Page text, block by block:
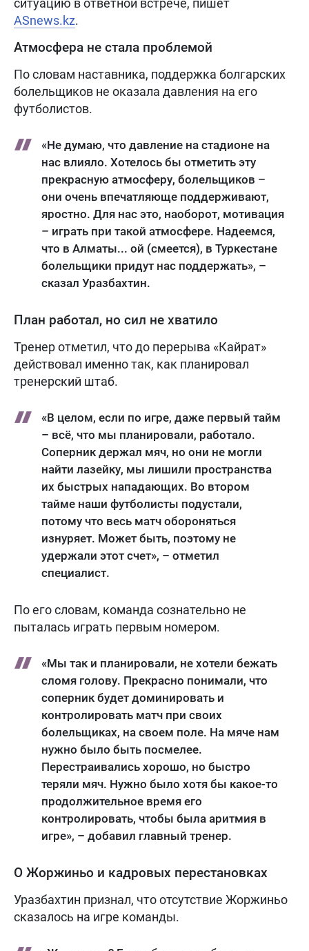
ситуацию в ответной встрече, пишет
ASnews.kz.
Атмосфера не стала проблемой
По словам наставника, поддержка болгарских
болельщиков не оказала давления на его
футболистов.
«Не думаю, что давление на стадионе на
нас влияло. Хотелось бы отметить эту
прекрасную атмосферу, болельщиков –
они очень впечатляюще поддерживают,
яростно. Для нас это, наоборот, мотивация
– играть при такой атмосфере. Надеемся,
что в Алматы... ой (смеется), в Туркестане
болельщики придут нас поддержать», –
сказал Уразбахтин.
План работал, но сил не хватило
Тренер отметил, что до перерыва «Кайрат»
действовал именно так, как планировал
тренерский штаб.
«В целом, если по игре, даже первый тайм
– всё, что мы планировали, работало.
Соперник держал мяч, но они не могли
найти лазейку, мы лишили пространства
их быстрых нападающих. Во втором
тайме наши футболисты подустали,
потому что весь матч обороняться
изнуряет. Может быть, поэтому не
удержали этот счет», – отметил
специалист.
По его словам, команда сознательно не
пыталась играть первым номером.
«Мы так и планировали, не хотели бежать
сломя голову. Прекрасно понимали, что
соперник будет доминировать и
контролировать матч при своих
болельщиках, на своем поле. На мяче нам
нужно было быть посмелее.
Перестраивались хорошо, но быстро
теряли мяч. Нужно было хотя бы какое-то
продолжительное время его
контролировать, чтобы была аритмия в
игре», – добавил главный тренер.
О Жоржиньо и кадровых перестановках
Уразбахтин признал, что отсутствие Жоржиньо
сказалось на игре команды.